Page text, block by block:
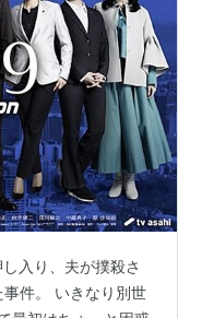
入り、夫が撲殺さ
件。 いきなり別世